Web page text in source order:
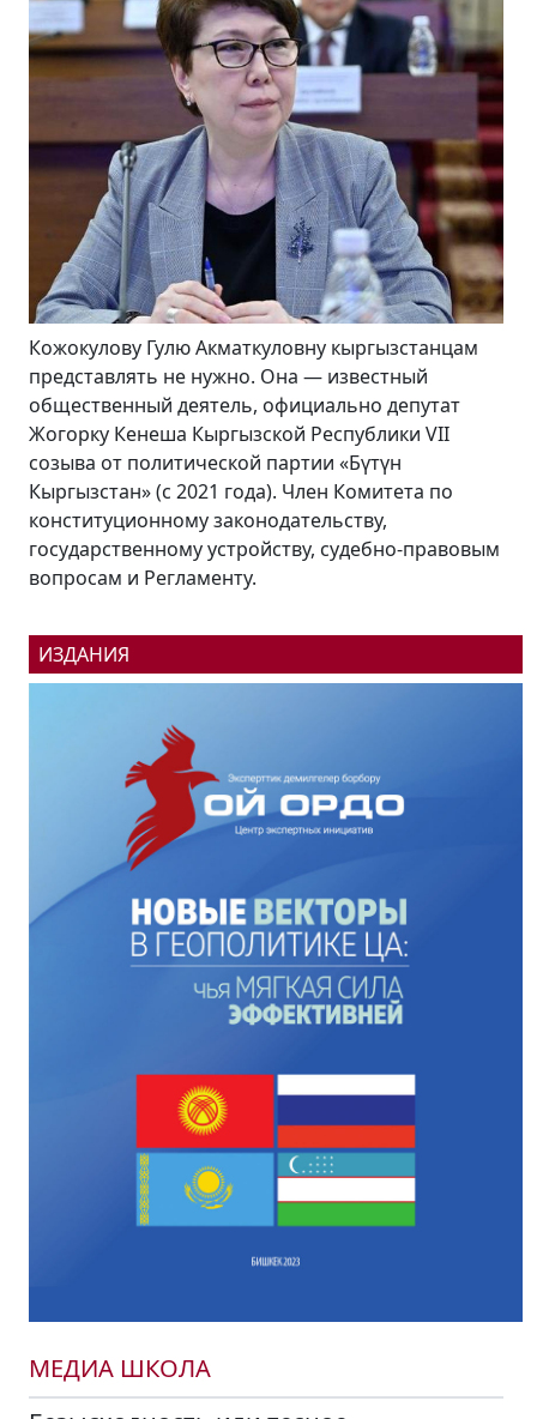
В конце августа – в преддверии празднования
Дня независимости Кыргызстана и 100-летия
образования Кара-Кыргызской автономной
области Кабмин заявил, что в нынешнем году по
всей республике будут открыты более 100
промышленных предприятий и столько же
социальных объектов. Насколько реализуемы
эти планы в беседе «Региону.kg» рассказал
президент...
ИЗДАНИЯ
МЕДИА ШКОЛА